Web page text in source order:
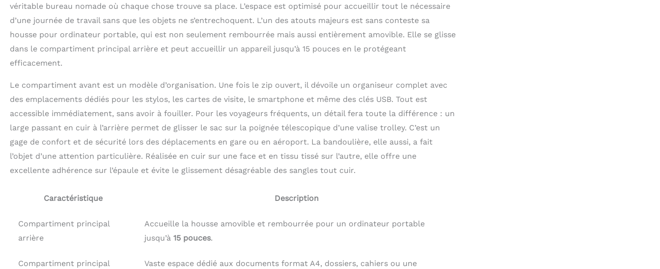
véritable bureau nomade où chaque chose trouve sa place. L’espace est optimisé pour accueillir tout le nécessaire
d’une journée de travail sans que les objets ne s’entrechoquent. L’un des atouts majeurs est sans conteste sa
housse pour ordinateur portable, qui est non seulement rembourrée mais aussi entièrement amovible. Elle se glisse
dans le compartiment principal arrière et peut accueillir un appareil jusqu’à 15 pouces en le protégeant
efficacement.
Le compartiment avant est un modèle d’organisation. Une fois le zip ouvert, il dévoile un organiseur complet avec
des emplacements dédiés pour les stylos, les cartes de visite, le smartphone et même des clés USB. Tout est
accessible immédiatement, sans avoir à fouiller. Pour les voyageurs fréquents, un détail fera toute la différence : un
large passant en cuir à l’arrière permet de glisser le sac sur la poignée télescopique d’une valise trolley. C’est un
gage de confort et de sécurité lors des déplacements en gare ou en aéroport. La bandoulière, elle aussi, a fait
l’objet d’une attention particulière. Réalisée en cuir sur une face et en tissu tissé sur l’autre, elle offre une
excellente adhérence sur l’épaule et évite le glissement désagréable des sangles tout cuir.
Caractéristique Description
Compartiment principal
arrière
Accueille la housse amovible et rembourrée pour un ordinateur portable
jusqu’à 15 pouces.
Compartiment principal
Vaste espace dédié aux documents format A4, dossiers, cahiers ou une